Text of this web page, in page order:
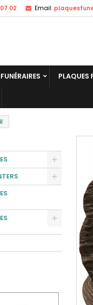
02 Email:
PLAQUES